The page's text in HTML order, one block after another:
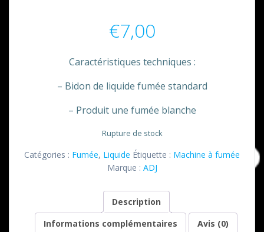
€7,00
Caractéristiques techniques :
– Bidon de liquide fumée standard
– Produit une fumée blanche
Rupture de stock
Catégories : Fumée, Liquide Étiquette : Machine à fumée
Marque : ADJ
Description
Informations complémentaires
Avis (0)